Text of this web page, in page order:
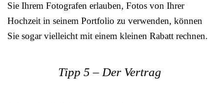
Sie Ihrem Fotografen erlauben, Fotos von Ihrer
Hochzeit in seinem Portfolio zu verwenden, können
Sie sogar vielleicht mit einem kleinen Rabatt rechnen.
Tipp 5 – Der Vertrag